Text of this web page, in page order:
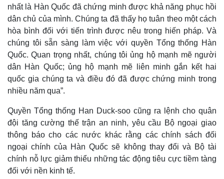
nhất là Hàn Quốc đã chứng minh được khả năng phục hồi
dân chủ của mình. Chúng ta đã thấy họ tuân theo một cách
hòa bình đối với tiến trình được nêu trong hiến pháp. Và
chúng tôi sẵn sàng làm việc với quyền Tổng thống Hàn
Quốc. Quan trọng nhất, chúng tôi ủng hộ mạnh mẽ người
dân Hàn Quốc; ủng hộ mạnh mẽ liên minh gắn kết hai
quốc gia chúng ta và điều đó đã được chứng minh trong
nhiều năm qua”.
Quyền Tổng thống Han Duck-soo cũng ra lệnh cho quân
đội tăng cường thế trận an ninh, yêu cầu Bộ ngoại giao
thông báo cho các nước khác rằng các chính sách đối
ngoại chính của Hàn Quốc sẽ không thay đổi và Bộ tài
chính nỗ lực giảm thiểu những tác động tiêu cực tiềm tàng
đối với nền kinh tế.